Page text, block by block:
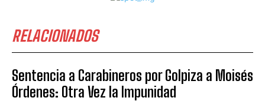
RELACIONADOS
Sentencia a Carabineros por Golpiza a Moisés
Órdenes: Otra Vez la Impunidad